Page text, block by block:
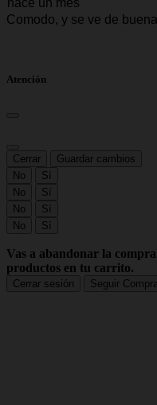
Atención
Cerrar
Guardar cambios
No
Sí
No
Sí
No
Sí
No
Sí
Vas a abandonar la
productos en tu carrito.
Cerrar sesión Seguir